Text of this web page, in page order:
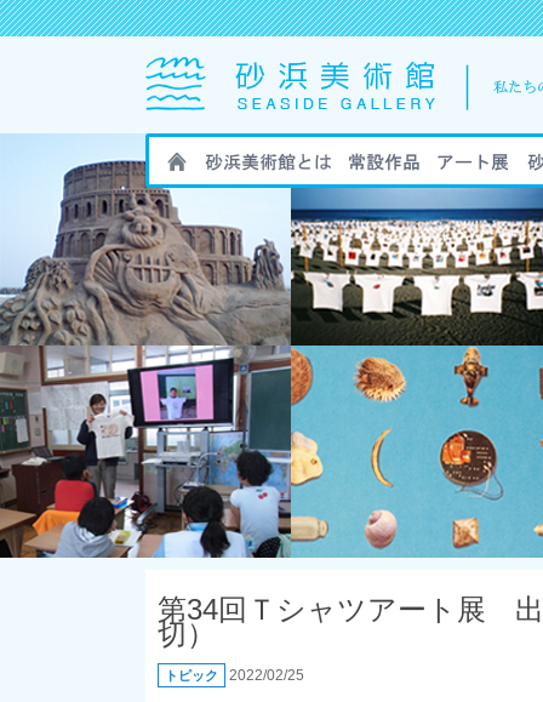
HOME 砂浜美術館とは砂浜美術館の作
砂
第34回Ｔシャツアート展
切）
トピック 2022/02/25